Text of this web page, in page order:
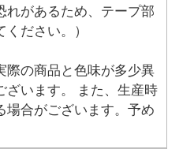
れがあるため、テープ部
ださい。）
際の商品と色味が多少異
ざいます。 また、生産時
場合がございます。予め